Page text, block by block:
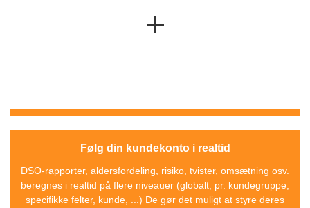
Følg din kundekonto i realtid
DSO-rapporter, aldersfordeling, risiko, tvister, omsætning osv.
beregnes i realtid på flere niveauer (globalt, pr. kundegruppe,
specifikke felter, kunde, ...) De gør det muligt at styre deres